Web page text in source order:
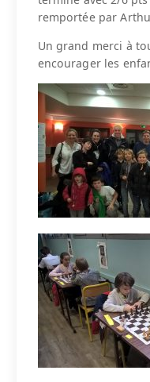
remportée par
Un grand merci à
encourager les